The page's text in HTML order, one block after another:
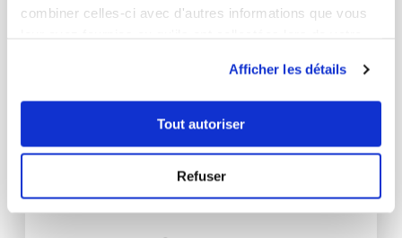
combiner celles-ci avec d'autres informations que vous
Afficher les détails
Tout autoriser
Refuser
DELPHINE SEGERIE
Conseillère Guy Demarle